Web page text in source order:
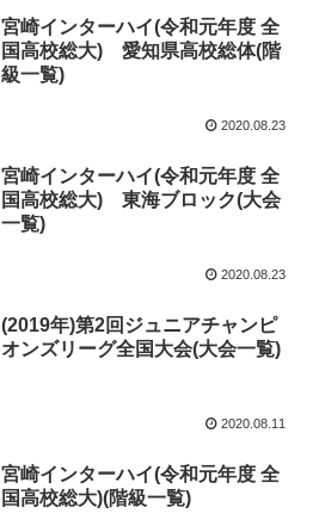
宮崎インターハイ(令和元年度 全
国高校総大) 愛知県高校総体(階
級一覧)
2020.08.23
宮崎インターハイ(令和元年度 全
国高校総大) 東海ブロック(大会
一覧)
2020.08.23
(2019年)第2回ジュニアチャンピ
オンズリーグ全国大会(大会一覧)
2020.08.11
宮崎インターハイ(令和元年度 全
国高校総大)(階級一覧)